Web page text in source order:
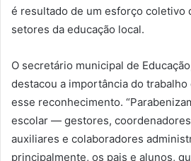
é resultado de um esforço coletivo
setores da educação local.
O secretário municipal de
destacou a importância do
esse reconhecimento.
escolar — gestores,
auxiliares e colaboradores
principalmente, os pais e alunos,